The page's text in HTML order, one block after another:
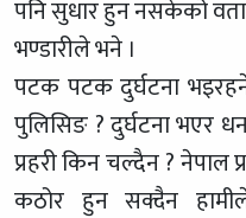
पनि सुधार हुन नसकेको
भण्डारीले भने ।
पटक पटक दुर्घटना
पुलिसिङ ? दुर्घटना भएर
प्रहरी किन चल्दैन ? नेपाल
कठोर हुन सक्दैन